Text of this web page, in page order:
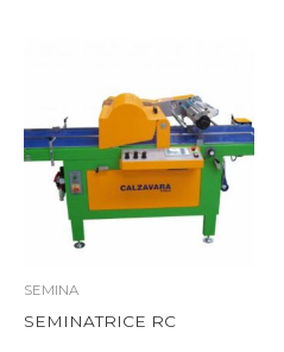
SEMINA
SEMINATRICE RC